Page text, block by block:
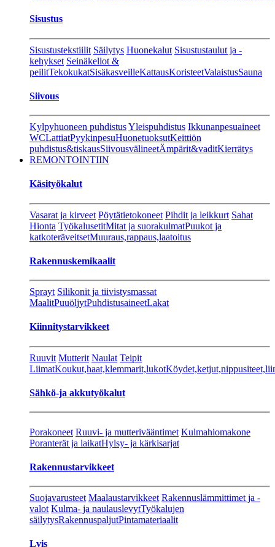
Sisustus
Sisustustekstiilit Säilytys Huonekalut Sisustustaulut ja -
kehykset Seinäkellot &
peilitTekokukatSisäkasveilleKattausKoristeetValaistusSauna
Siivous
Kylpyhuoneen puhdistusYleispuhdistus Ikkunanpesuaineet
WCLattiatPyykinpesuHuonetuoksutKeittiön
puhdistus&tiskausSiivousvälineetÄmpärit&vaditKierrätys
REMONTOINTIIN
Käsityökalut
Vasarat ja kirveet Pöytätietokoneet Pihdit ja leikkurt Sahat
Hionta TyökalusetitMitat ja suorakulmatPuukot ja
katkoteräveitsetMuuraus,rappaus,laatoitus
Rakennuskemikaalit
Sprayt Silikonit ja tiivistysmassat
MaalitPuuöljytPuhdistusaineetLakat
Kiinnitystarvikkeet
Ruuvit Mutterit Naulat Teipit
LiimatKoukut,haat,klemmarit,lukot
Sähkö-ja akkutyökalut
Porakoneet Ruuvi- ja mutterivääntimet Kulmahiomakone
Poranterät ja laikatHylsy- ja kärkisarjat
Rakennustarvikkeet
Suojavarusteet Maalaustarvikkeet Rakennuslämmittimet ja -
valot Kulma- ja naulauslevytTyökalujen
säilytysRakennuspaljutPintamateriaalit
Lvis